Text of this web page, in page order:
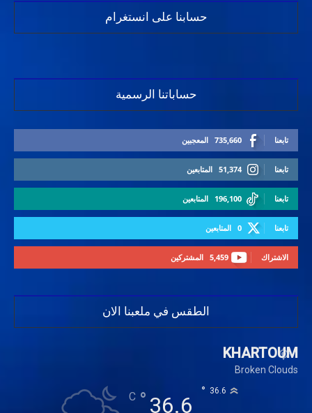
حسابنا على انستغرام
حساباتنا الرسمية
735,660 المعجبين تابعنا
51,374 المتابعين تابعنا
196,100 المتابعين تابعنا
0 المتابعين تابعنا
5,459 المشتركين الاشتراك
الطقس في ملعبنا الان
KHARTOUM
Broken Clouds
36.6
°
C 36.6
°